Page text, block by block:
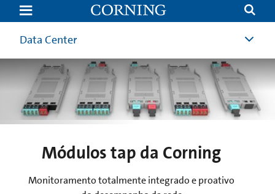
Corning
Modules
Data Center
Módulos tap da Corning
Monitoramento totalmente integrado e proativo